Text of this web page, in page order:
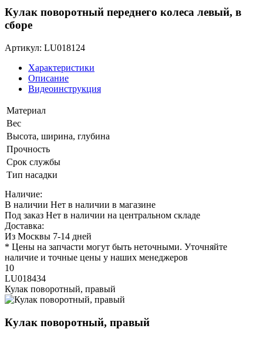
Кулак поворотный переднего колеса левый, в
сборе
Артикул: LU018124
Характеристики
Описание
Видеоинструкция
Материал
Вес
Высота, ширина, глубина
Прочность
Срок службы
Тип насадки
Наличие:
В наличии Нет в наличии в магазине
Под заказ Нет в наличии на центральном складе
Доставка:
Из Москвы 7-14 дней
* Цены на запчасти могут быть неточными. Уточняйте
наличие и точные цены у наших менеджеров
10
LU018434
Кулак поворотный, правый
Кулак поворотный, правый